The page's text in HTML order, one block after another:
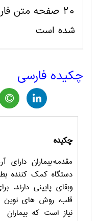
20 صفحه متن
شده است
چکیده فارسی
چکیده
مقدمه:بیماران
دستگاه کمک کننده
وبقای پایینی دارند.
قلب، روش های نوین
نیاز است که